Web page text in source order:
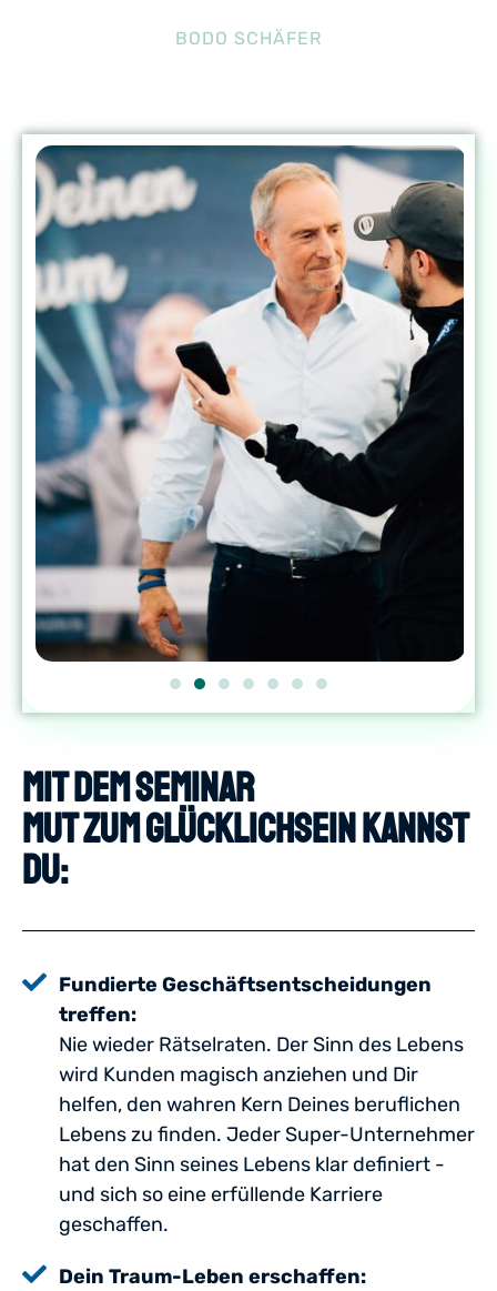
BODO SCHÄFER
Mit dem Seminar
Mut zum Glücklichsein kannst
du:
Fundierte Geschäftsentscheidungen
treffen:
Nie wieder Rätselraten. Der Sinn des Lebens
wird Kunden magisch anziehen und Dir
helfen, den wahren Kern Deines beruflichen
Lebens zu finden. Jeder Super-Unternehmer
hat den Sinn seines Lebens klar definiert -
und sich so eine erfüllende Karriere
geschaffen.
Dein Traum-Leben erschaffen: